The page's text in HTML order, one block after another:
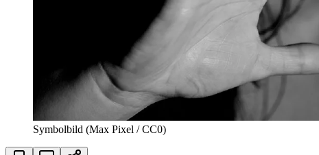
Symbolbild (Max Pixel / CC0)